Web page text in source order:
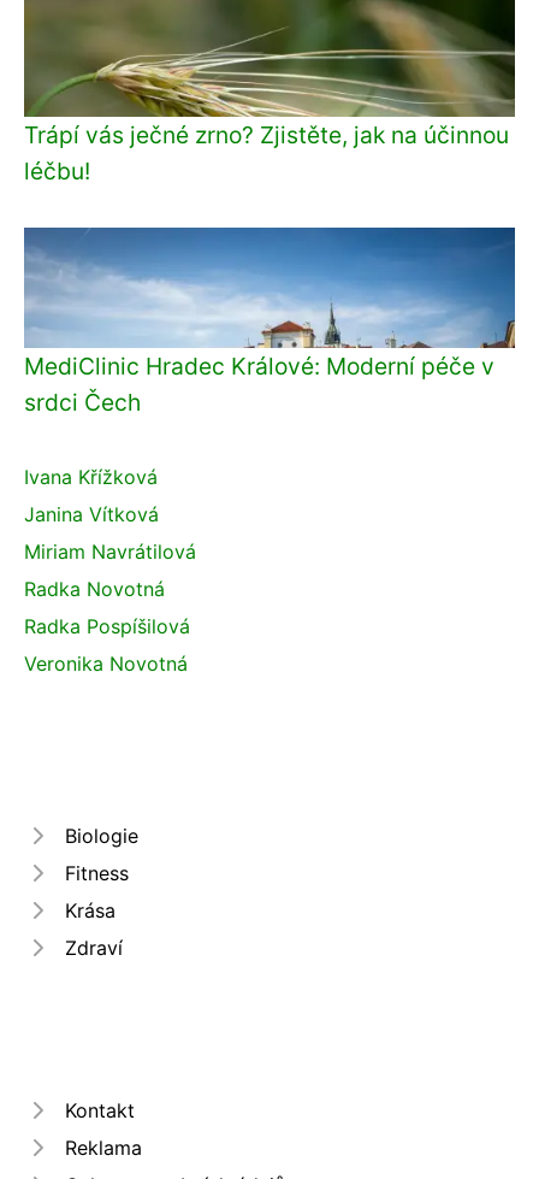
Trápí vás ječné zrno? Zjistěte, jak na účinnou
léčbu!
MediClinic Hradec Králové: Moderní péče v
srdci Čech
Ivana Křížková
Janina Vítková
Miriam Navrátilová
Radka Novotná
Radka Pospíšilová
Veronika Novotná
Biologie
Fitness
Krása
Zdraví
Kontakt
Reklama